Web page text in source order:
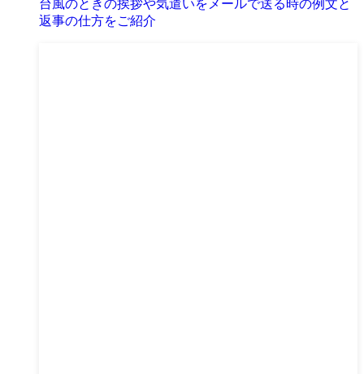
台風のときの挨拶や気遣いをメールで送る時の例文と
返事の仕方をご紹介